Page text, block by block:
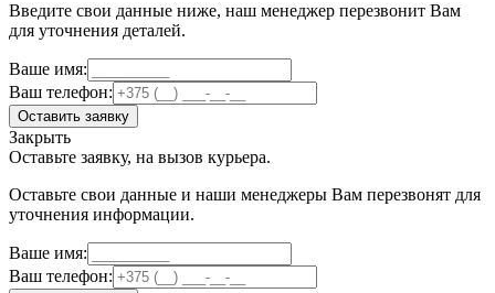
Введите свои данные ниже, наш менеджер перезвонит Вам
для уточнения деталей.
Ваше имя:
Ваш телефон:
Оставить заявку
Закрыть
Оставьте заявку, на вызов курьера.
Оставьте свои данные и наши менеджеры Вам перезвонят для
уточнения информации.
Ваше имя:
Ваш телефон: